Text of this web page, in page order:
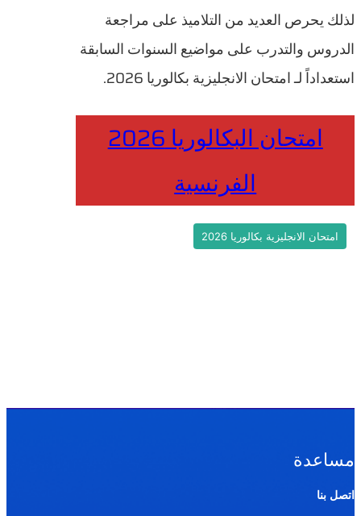
لذلك يحرص العديد من التلاميذ على مراجعة
الدروس والتدرب على مواضيع السنوات السابقة
استعداداً لـ امتحان الانجليزية بكالوريا 2026.
امتحان البكالوريا 2026
الفرنسية
امتحان الانجليزية بكالوريا 2026
مساعدة
اتصل بنا